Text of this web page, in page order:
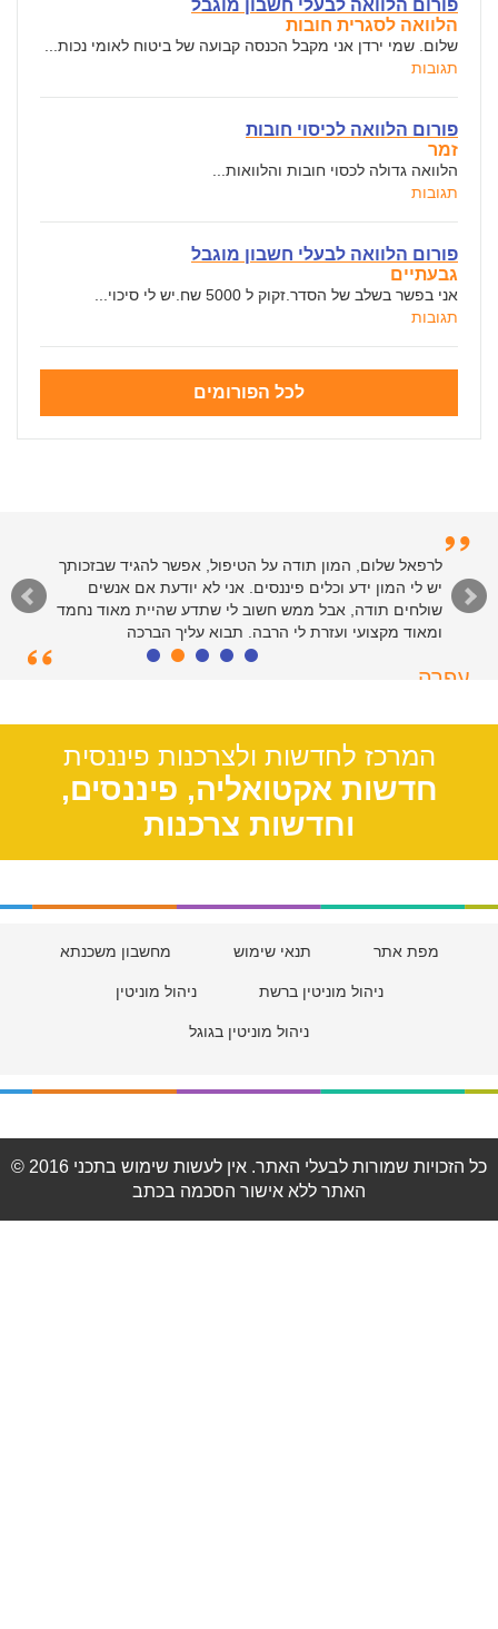
פורום הלוואה לבעלי חשבון מוגבל
הלוואה לסגרית חובות
שלום. שמי ירדן אני מקבל הכנסה קבועה של ביטוח לאומי נכות...
תגובות
פורום הלוואה לכיסוי חובות
זמר
הלוואה גדולה לכסוי חובות והלוואות...
תגובות
פורום הלוואה לבעלי חשבון מוגבל
גבעתיים
אני בפשר בשלב של הסדר.זקוק ל 5000 שח.יש לי סיכוי...
תגובות
לכל הפורומים
לרפאל שלום, המון תודה על הטיפול, אפשר להגיד שבזכותך
יש לי המון ידע וכלים פיננסים. אני לא יודעת אם אנשים
שולחים תודה, אבל ממש חשוב לי שתדע שהיית מאוד נחמד
ומאוד מקצועי ועזרת לי הרבה. תבוא עליך הברכה
עפרה
המרכז לחדשות ולצרכנות פיננסית
חדשות אקטואליה, פיננסים,
וחדשות צרכנות
מפת אתר תנאי שימוש מחשבון משכנתא
ניהול מוניטין ברשת ניהול מוניטין
ניהול מוניטין בגוגל
© 2016 כל הזכויות שמורות לבעלי האתר. אין לעשות שימוש בתכני
האתר ללא אישור הסכמה בכתב